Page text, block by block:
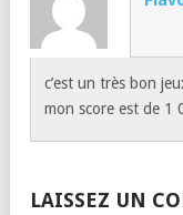
c’est un très bon
mon score est de 1
LAISSEZ UN